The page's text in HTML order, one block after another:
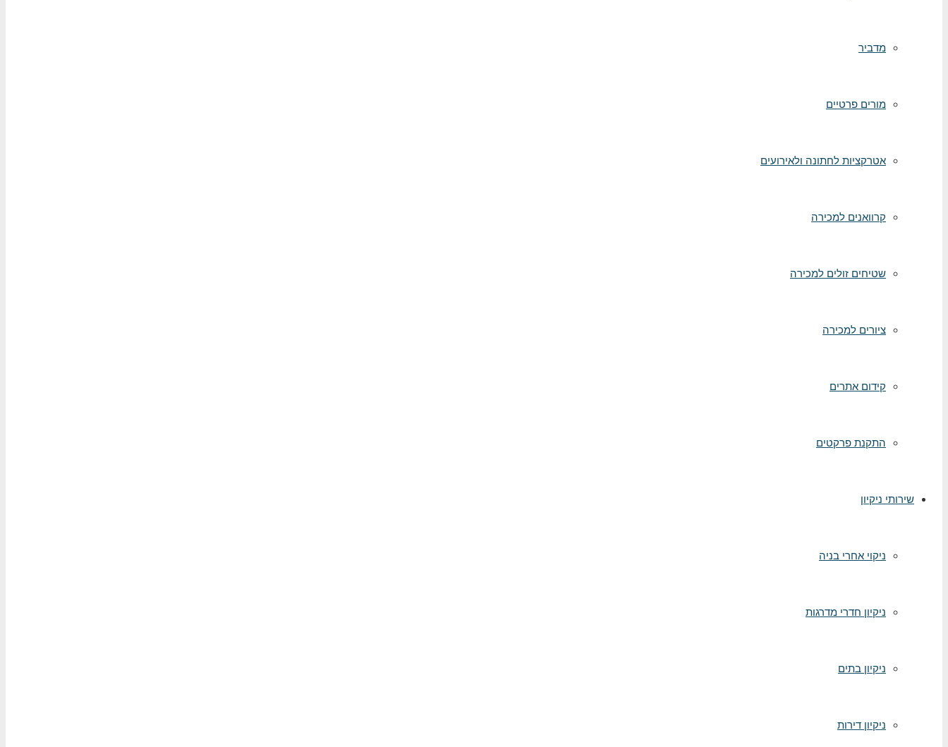
מדביר
מורים פרטיים
אטרקציות לחתונה ולאירועים
קרוואנים למכירה
שטיחים זולים למכירה
ציורים למכירה
קידום אתרים
התקנת פרקטים
שירותי ניקיון
ניקוי אחרי בניה
ניקיון חדרי מדרגות
ניקיון בתים
ניקיון דירות